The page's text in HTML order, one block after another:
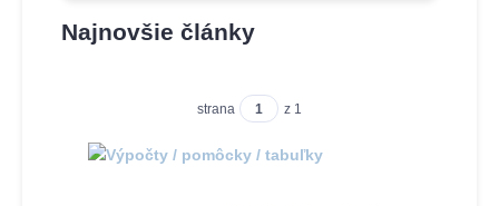
Najnovšie články
strana z 1